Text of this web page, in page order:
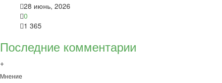
28 июнь, 2026
0
1 365
Последние комментарии
+
Мнение